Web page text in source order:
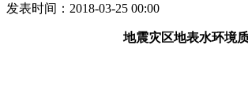
发表时间：2018-03-25 00:00
地震灾区地表水环境